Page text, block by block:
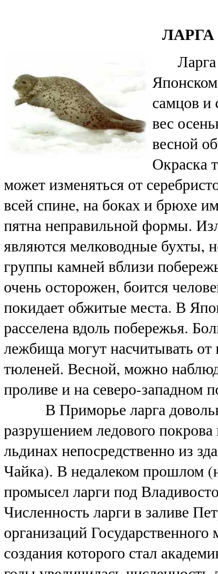
ЛАРГА
Ларга
самцов и
вес
весной
Окраска
может изменяться от
всей спине, на боках и брюхе
пятна неправильной формы.
являются мелководные бухты,
группы камней вблизи
очень осторожен, боится
покидает обжитые места. В
расселена вдоль побережья.
лежбища могут насчитывать от
тюленей. Весной, можно
проливе и на северо-западном
В Приморье ларга
разрушением ледового
льдинах непосредственно из
Чайка). В недалеком прошлом
промысел ларги под
Численность ларги в заливе
организаций
создания которого стал